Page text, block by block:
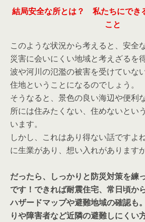
結局安全な所とは？ 私たちにでき
こと
このような状況から考えると、安全
災害に会いにくい地域と考えざるを
波や河川の氾濫の被害を受けていな
住地ということになるのでしょう。
そうなると、景色の良い海辺や便利
所には住みたくない、住めないとい
います。
しかし、これはあり得ない話ですよ
に生業があり、想い入れがあります
だったら、しっかりと防災対策を練
です！できれば耐震住宅、常日頃か
ハザードマップや避難地域の確認も
りや障害者など近隣の避難しにくい